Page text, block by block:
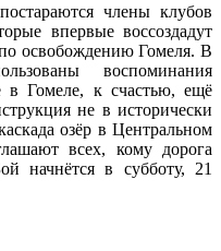
члены клубов
впервые воссоздадут
освобождению Гомеля. В
воспоминания
в Гомеле, к счастью, ещё
не в исторически
озёр в Центральном
всех, кому дорога
начнётся в субботу, 21